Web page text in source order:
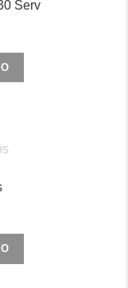
Serv